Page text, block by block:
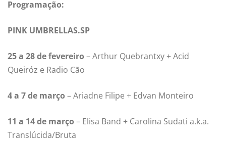
Programação:
PINK UMBRELLAS.SP
25 a 28 de fevereiro – Arthur Quebrantxy + Acid
Queiróz e Radio Cão
4 a 7 de março – Ariadne Filipe + Edvan Monteiro
11 a 14 de março – Elisa Band + Carolina Sudati a.k.a.
Translúcida/Bruta